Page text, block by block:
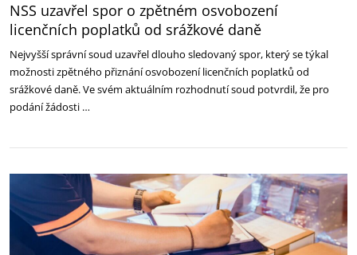
NSS uzavřel spor o zpětném osvobození
licenčních poplatků od srážkové daně
Nejvyšší správní soud uzavřel dlouho sledovaný spor, který se týkal
možnosti zpětného přiznání osvobození licenčních poplatků od
srážkové daně. Ve svém aktuálním rozhodnutí soud potvrdil, že pro
podání žádosti …